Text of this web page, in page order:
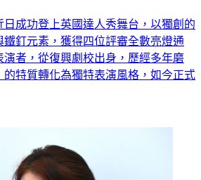
成功登上英國達人秀舞台，以獨創的
鐵釘元素，獲得四位評審全數亮燈通
演者，從復興劇校出身，歷經多年磨
特質轉化為獨特表演風格，如今正式